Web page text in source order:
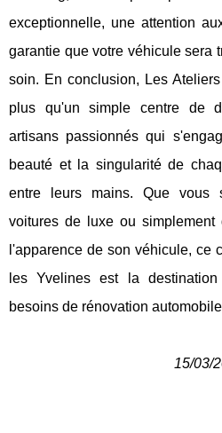
exceptionnelle, une attention
garantie que votre véhicule sera
soin. En conclusion, Les
plus qu'un simple centre de
artisans passionnés qui
beauté et la singularité de
entre leurs mains. Que vous
voitures de luxe ou simplement
l'apparence de son véhicule, ce
les Yvelines est la
besoins de rénovation
15/03/